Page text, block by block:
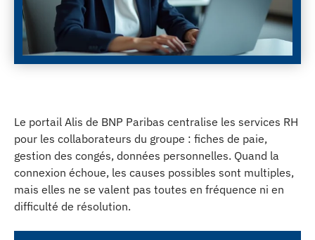
Le portail Alis de BNP Paribas centralise les services RH
pour les collaborateurs du groupe : fiches de paie,
gestion des congés, données personnelles. Quand la
connexion échoue, les causes possibles sont multiples,
mais elles ne se valent pas toutes en fréquence ni en
difficulté de résolution.